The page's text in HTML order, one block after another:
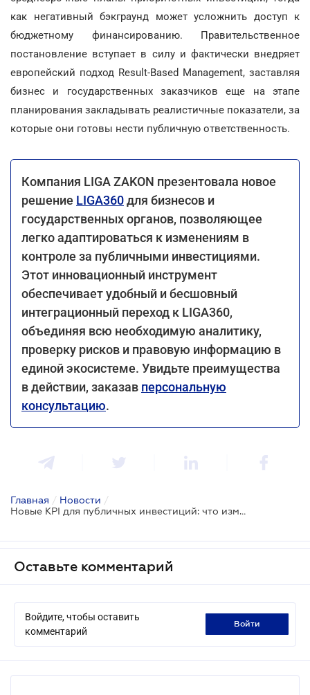
как негативный бэкграунд может усложнить доступ к
бюджетному финансированию. Правительственное
постановление вступает в силу и фактически внедряет
европейский подход Result-Based Management, заставляя
бизнес и государственных заказчиков еще на этапе
планирования закладывать реалистичные показатели, за
которые они готовы нести публичную ответственность.
Компания LIGA ZAKON презентовала новое
решение LIGA360для бизнесов и
государственных органов, позволяющее
легко адаптироваться к изменениям в
контроле за публичными инвестициями.
Этот инновационный инструмент
обеспечивает удобный и бесшовный
интеграционный переход к LIGA360,
объединяя всю необходимую аналитику,
проверку рисков и правовую информацию в
единой экосистеме. Увидьте преимущества
в действии, заказав персональную
консультацию.
Главная / Новости /
Новые KPI для публичных инвестиций: что изменило Правительство
Оставьте комментарий
Войдите, чтобы оставить
комментарий
войти